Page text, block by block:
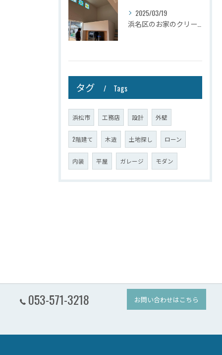
2025/03/19
タグ Tags
浜松市 工務店 設計 外壁
2階建て 木造 土地探し ローン
内装 平屋 ガレージ モダン
053-571-3218 お問い合わせはこちら